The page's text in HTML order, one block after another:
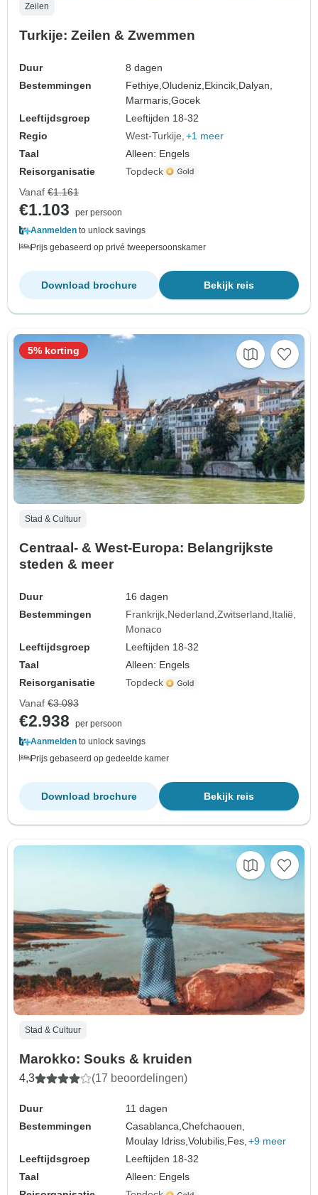
Zeilen
Turkije: Zeilen & Zwemmen
Duur
8 dagen
Bestemmingen
Fethiye,Oludeniz, Ekincik, Dalyan,
Marmaris,Gocek
Leeftijdsgroep
Leeftijden 18-32
Regio
West-Turkije +1 meer
Taal
Alleen: Engels
Reisorganisatie
Topdeck
Vanaf €1.161
€1.103
per persoon
Aanmelden to unlock savings
Prijs gebaseerd op privé tweepersoonskamer
Bekijk reis
Download brochure
Stad & Cultuur
Centraal- & West-Europa: Belangrijkste
steden & meer
Duur
16 dagen
Bestemmingen
Frankrijk Nederland Zwitserland Italië
Monaco
Leeftijdsgroep
Leeftijden 18-32
Taal
Alleen: Engels
Reisorganisatie
Topdeck
5% korting
Vanaf €3.093
€2.938
per persoon
Aanmelden to unlock savings
Prijs gebaseerd op gedeelde kamer
Bekijk reis
Download brochure
Stad & Cultuur
Marokko: Souks & kruiden
4,3 (17 beoordelingen)
Duur
11 dagen
Bestemmingen
Casablanca,Chefchaouen,
Moulay Idriss,Volubilis, Fes, +9 meer
Leeftijdsgroep
Leeftijden 18-32
Taal
Alleen: Engels